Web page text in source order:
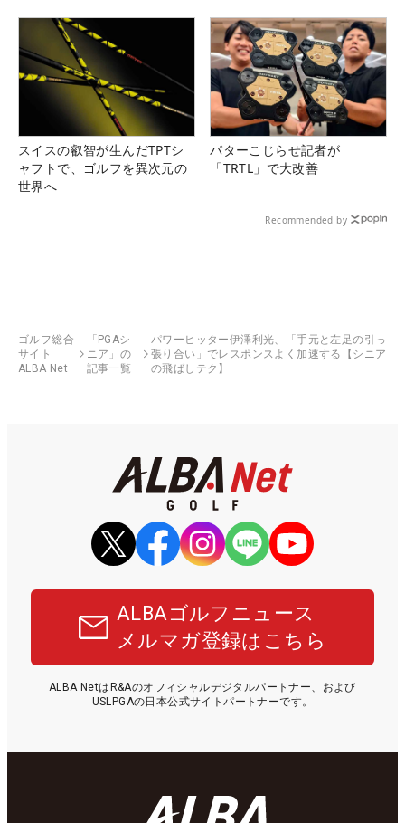
スイスの叡智が生んだTPTシ
ャフトで、ゴルフを異次元の
世界へ
パターこじらせ記者が
「TRTL」で大改善
Recommended by
ゴルフ総合
サイト
ALBA Net
「PGAシ
ニア」の
記事一覧
パワーヒッター伊澤利光、「手元と左足の引っ
張り合い」でレスポンスよく加速する【シニア
の飛ばしテク】
ALBAゴルフニュース
メルマガ登録はこちら
ALBA NetはR&Aのオフィシャルデジタルパートナー、および
USLPGAの日本公式サイトパートナーです。